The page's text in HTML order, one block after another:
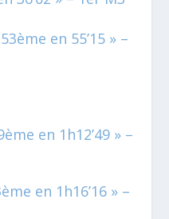
en 55’15 » –
en 1h12’49 » –
en 1h16’16 » –